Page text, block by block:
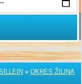
» OKRES ŽILINA